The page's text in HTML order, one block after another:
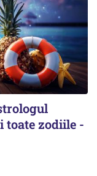
toate zodiile -